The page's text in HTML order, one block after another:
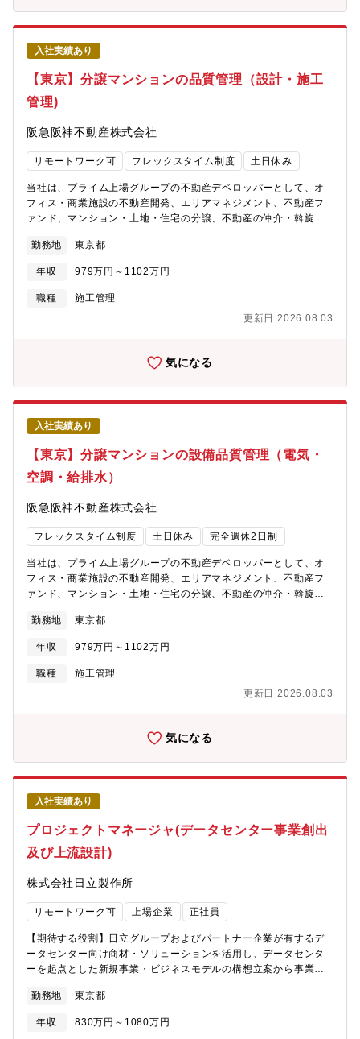
す。しばらくは募集ポジションにて従事頂きますが、その後はご
本人の適性によって当社業務全般に変更の可能性があります。
【働き方】・年間休日124日※ライフワークバランスを保ちながら
就業することが可能です。同業他社と比較しても非常に高いレベ
ルの就業環境が整っており、実際に他社から入社をした社員も多
く在席します。・在宅勤務制度：有・フレックスタイム制：有(コ
アタイムなし) ※ご自身の裁量にて業務時間をコントロールでき
管理を徹底しています。・平均有給休暇取得日数：12.0日(全
社)・年に一度従業員満足度調査等があります。そのなかで、自身
の異動希望を記載することも可能です。【同社の戦略・ビジョ
わたる歴史の中で、人々に豊かなライフスタイルを提案し、魅力
あふれる沿線づくり、まちづくりに貢献してきました。・同社が
手がける大阪・神戸・京都を結ぶ沿線エリアは相対的に人気が高
く、まち全体の魅力を高める開発を強みとしています。・同社
で、お客様の喜びを実現し、社会に貢献する」というグループ経
海外での事業を拡大させ、総合不動産デベロッパーとして成長し
ていくことを目標としています。・服装も自由かつ、穏やかな社
入社実績あり
【東京】分譲マンションの品質管理（設計・施工
管理)
阪急阪神不動産株式会社
リモートワーク可 フレックスタイム制度 土日休み
当社は、プライム上場グループの不動産デベロッパーとして、オ
フィス・商業施設の不動産開発、エリアマネジメント、不動産フ
ァンド、マンション・土地・住宅の分譲、不動産の仲介・斡旋、
分譲マンション事業の基本設計から竣工までの、事業主としての
建築面での品質管理業務を担当いただきます。・設計：設計図書
確認・施工：施工図確認、現場確認、工程管理、竣工検査・社内
外関係者との調整、連携・販売ツール、引渡書類等の作成協力・
業務■雇用形態契約社員更新：有（1年：正社員登用あり）【契約
す。1年間の有期雇用契約を締結のうえ採用となり、双方合意のも
と正社員として雇用されます。社員登用時には総合職として社員
に登用されます。しばらくは募集ポジションにて従事頂きます
が、その後はご本人の適性によって当社業務全般に変更の可能性
があります。 【働き方】・年間休日124日※ライフワークバラン
スを保ちながら就業することが可能です。同業他社と比較しても
非常に高いレベルの就業環境が整っており、実際に他社から入社
をした社員も多く在席します。・在宅勤務制度：有・フレックス
タイム制：有(コアタイムなし) ※ご自身の裁量にて業務時間をコ
PCログをとり、管理を徹底しています。・平均有給休暇取得日
数：12.0日(全社)・年に一度従業員満足度調査等があります。そ
のなかで、自身の異動希望を記載することも可能です。【同社の
以上の長きにわたる歴史の中で、人々に豊かなライフスタイルを
提案し、魅力あふれる沿線づくり、まちづくりに貢献してきまし
た。・同社が手がける大阪・神戸・京都を結ぶ沿線エリアは相対
的に人気が高く、まち全体の魅力を高める開発を強みとしていま
することで、お客様の喜びを実現し、社会に貢献する」というグ
首都圏・海外での事業を拡大させ、総合不動産デベロッパーとし
て成長していくことを目標としています。・服装も自由かつ、穏
勤務地 東京都
年収 979万円～1102万円
職種
施工管理
更新日 2026.08.03
気になる
入社実績あり
【東京】分譲マンションの設備品質管理（電気・
空調・給排水）
阪急阪神不動産株式会社
フレックスタイム制度 土日休み 完全週休2日制
当社は、プライム上場グループの不動産デベロッパーとして、オ
フィス・商業施設の不動産開発、エリアマネジメント、不動産フ
ァンド、マンション・土地・住宅の分譲、不動産の仲介・斡旋、
分譲マンション事業の基本設計から竣工までの、事業主としての
設備面での品質管理業務を担当いただきます。・設計：設計図書
確認・施工：施工図確認、現場確認、工程管理、竣工検査・社内
外関係者との調整、連携・販売ツール、引渡書類等の作成協力・
業務■雇用形態契約社員更新：有（1年：正社員登用あり）【契約
す。1年間の有期雇用契約を締結のうえ採用となり、双方合意のも
と正社員として雇用されます。社員登用時には総合職として社員
に登用されます。しばらくは募集ポジションにて従事頂きます
が、その後はご本人の適性によって当社業務全般に変更の可能性
があります。 【働き方】・年間休日124日※ライフワークバラン
スを保ちながら就業することが可能です。同業他社と比較しても
非常に高いレベルの就業環境が整っており、実際に他社から入社
をした社員も多く在席します。・在宅勤務制度：有・フレックス
タイム制：有(コアタイムなし) ※ご自身の裁量にて業務時間をコ
は、PCログをとり、管理を徹底しています。・平均有給休暇取得
日数：12.0日(全社)・年に一度従業員満足度調査等があります。
そのなかで、自身の異動希望を記載することも可能です。【同社
年以上の長きにわたる歴史の中で、人々に豊かなライフスタイル
を提案し、魅力あふれる沿線づくり、まちづくりに貢献してきま
した。・同社が手がける大阪・神戸・京都を結ぶ沿線エリアは相
対的に人気が高く、まち全体の魅力を高める開発を強みとしてい
けすることで、お客様の喜びを実現し、社会に貢献する」という
勤務地 東京都
年収 979万円～1102万円
職種
施工管理
更新日 2026.08.03
気になる
入社実績あり
プロジェクトマネージャ(データセンター事業創出
及び上流設計)
株式会社日立製作所
リモートワーク可 上場企業 正社員
【期待する役割】日立グループおよびパートナー企業が有するデ
ータセンター向け商材・ソリューションを活用し、データセンタ
ーを起点とした新規事業・ビジネスモデルの構想立案から事業化
った複数の制約条件を踏まえ、社内外のステークホルダーと連携
しながら、実行可能な事業モデルとして具体化を図る。また、顧
客案件対応として、データセンター構築に関する引合いにおい
勤務地 東京都
年収 830万円～1080万円